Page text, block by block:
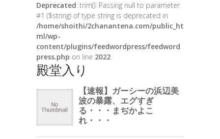
Deprecated: trim(): Passing null to parameter
#1 ($string) of type string is deprecated in
/home/shoithi/2chanantena.com/public_ht
ml/wp-
content/plugins/feedwordpress/feedword
press.php on line 2022
殿堂入り